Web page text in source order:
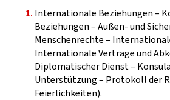
Internationale Beziehungen –
Beziehungen – Außen- und
Menschenrechte –
Internationale Verträge und
Diplomatischer Dienst –
Unterstützung – Protokoll der
Feierlichkeiten).